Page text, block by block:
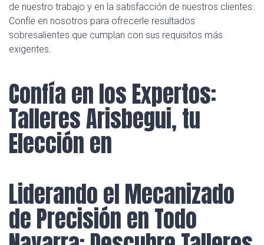
de nuestro trabajo y en la satisfacción de nuestros clientes.
Confíe en nosotros para ofrecerle resultados
sobresalientes que cumplan con sus requisitos más
exigentes.
Confía en los Expertos:
Talleres Arisbegui, tu
Elección en
Liderando el Mecanizado
de Precisión en Todo